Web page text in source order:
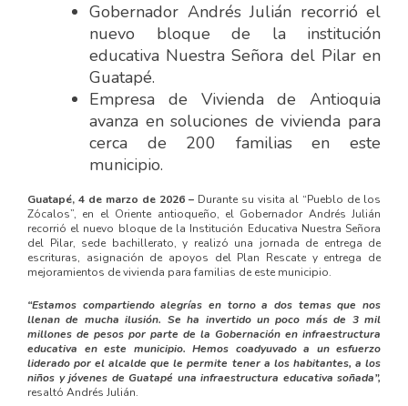
Gobernador Andrés Julián recorrió el
nuevo bloque de la institución
educativa Nuestra Señora del Pilar en
Guatapé.
Empresa de Vivienda de Antioquia
avanza en soluciones de vivienda para
cerca de 200 familias en este
municipio.
Guatapé, 4 de marzo de 2026 – Durante su visita al “Pueblo de los
Zócalos”, en el Oriente antioqueño, el Gobernador Andrés Julián
recorrió el nuevo bloque de la Institución Educativa Nuestra Señora
del Pilar, sede bachillerato, y realizó una jornada de entrega de
escrituras, asignación de apoyos del Plan Rescate y entrega de
mejoramientos de vivienda para familias de este municipio.
“Estamos compartiendo alegrías en torno a dos temas que nos
llenan de mucha ilusión. Se ha invertido un poco más de 3 mil
millones de pesos por parte de la Gobernación en infraestructura
educativa en este municipio. Hemos coadyuvado a un esfuerzo
liderado por el alcalde que le permite tener a los habitantes, a los
niños y jóvenes de Guatapé una infraestructura educativa soñada”,
resaltó Andrés Julián.